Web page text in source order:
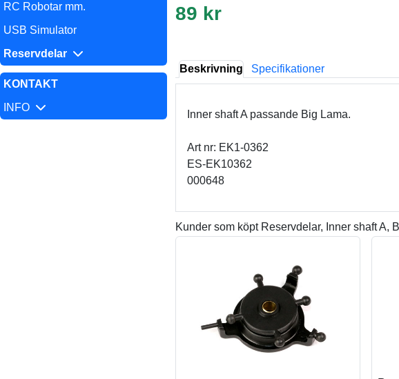
RC Robotar mm.
USB Simulator
Reservdelar
KONTAKT
INFO
89 kr
Beskrivning Specifikationer
Inner shaft A passande Big Lama.
Art nr: EK1-0362
ES-EK10362
000648
Kunder som köpt Reservdelar, Inner shaft A,